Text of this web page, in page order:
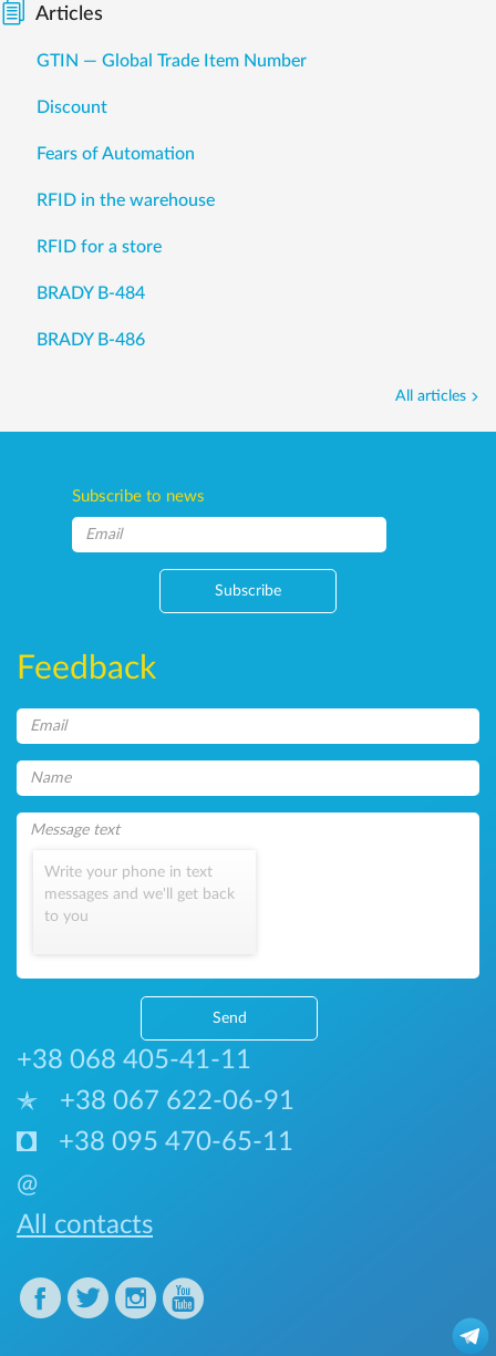
Articles
GTIN — Global Trade Item Number
Discount
Fears of Automation
RFID in the warehouse
RFID for a store
BRADY B-484
BRADY B-486
All articles
Subscribe to news
Subscribe
Feedback
Write your phone in text
messages and we'll get back
to you
Send
+38 068 405-41-11
+38 067 622-06-91
+38 095 470-65-11
@
All contacts